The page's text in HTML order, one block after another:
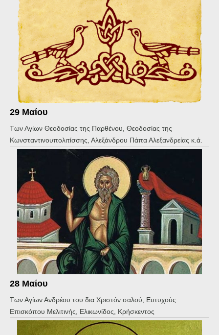
29 Μαίου
Των Αγίων Θεοδοσίας της Παρθένου, Θεοδοσίας της
Κωνσταντινουπολιτίσσης, Αλεξάνδρου Πάπα Αλεξανδρείας κ.ά.
28 Μαίου
Των Αγίων Ανδρέου του δια Χριστόν σαλού, Ευτυχούς
Επισκόπου Μελιτινής, Ελικωνίδος, Κρήσκεντος